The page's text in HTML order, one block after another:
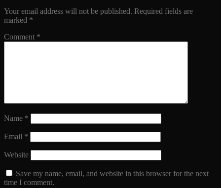
Your email address will not be published. Required fields are
marked *
Comment *
Name *
Email *
Website
Save my name, email, and website in this browser for the next
time I comment.